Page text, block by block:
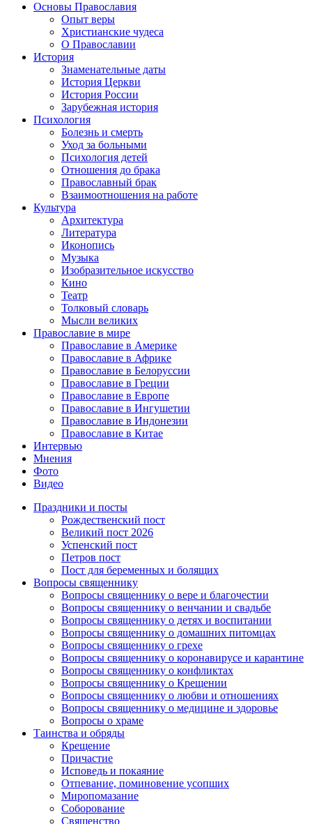
Основы Православия
Опыт веры
Христианские чудеса
О Православии
История
Знаменательные даты
История Церкви
История России
Зарубежная история
Психология
Болезнь и смерть
Уход за больными
Психология детей
Отношения до брака
Православный брак
Взаимоотношения на работе
Культура
Архитектура
Литература
Иконопись
Музыка
Изобразительное искусство
Кино
Театр
Толковый словарь
Мысли великих
Православие в мире
Православие в Америке
Православие в Африке
Православие в Белоруссии
Православие в Греции
Православие в Европе
Православие в Ингушетии
Православие в Индонезии
Православие в Китае
Интервью
Мнения
Фото
Видео
Праздники и посты
Рождественский пост
Великий пост 2026
Успенский пост
Петров пост
Пост для беременных и болящих
Вопросы священнику
Вопросы священнику о вере и благочестии
Вопросы священнику о венчании и свадьбе
Вопросы священнику о детях и воспитании
Вопросы священнику о домашних питомцах
Вопросы священнику о грехе
Вопросы священнику о коронавирусе и карантине
Вопросы священнику о конфликтах
Вопросы священнику о Крещении
Вопросы священнику о любви и отношениях
Вопросы священнику о медицине и здоровье
Вопросы о храме
Таинства и обряды
Крещение
Причастие
Исповедь и покаяние
Отпевание, поминовение усопших
Миропомазание
Соборование
Священство